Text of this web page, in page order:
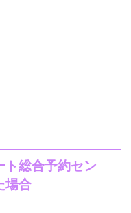
ト総合予約セン
場合